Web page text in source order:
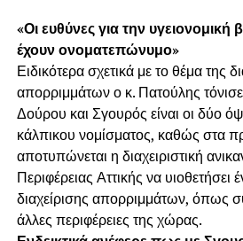
«Οι ευθύνες για την
έχουν ονοματεπώνυμο»
Ειδικότερα σχετικά με το θέμα της
απορριμμάτων ο κ. Πατούλης
Δούρου και Σγουρός είναι οι δύο
κάλπικου νομίσματος, καθώς στα
αποτυπώνεται η διαχειριστική
Περιφέρειας Αττικής να
διαχείρισης απορριμμάτων, όπως
άλλες περιφέρειες της χώρας.